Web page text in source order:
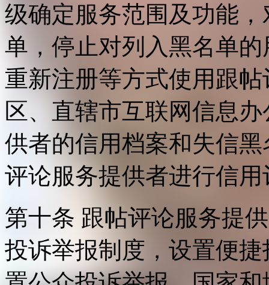
级确定服务范围及功能
单，停止对列入黑名单
重新注册等方式使用跟
区、直辖市互联网信息
供者的信用档案和失信
评论服务提供者进行信用
第十条 跟帖评论服务提
投诉举报制度，设置便